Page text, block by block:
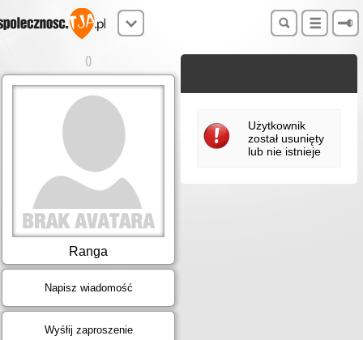
()
Ranga
Napisz wiadomość
Wyśłij zaproszenie
Użytkownik
został usunięty
lub nie istnieje